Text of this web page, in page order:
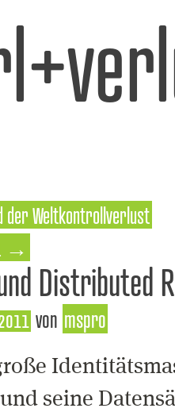
der Weltkontrollverlust
→
Distributed
von mspro
seine